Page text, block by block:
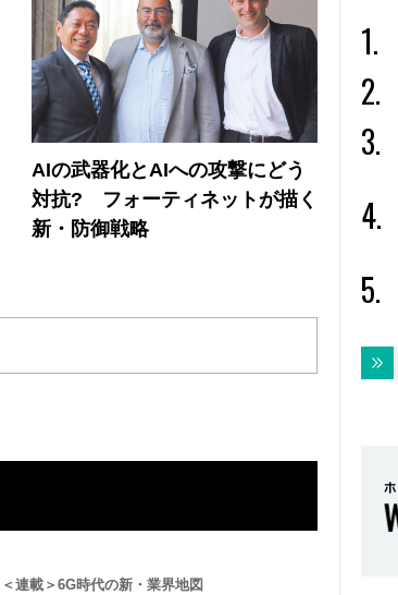
AIの武器化とAIへの攻撃にどう
対抗? フォーティネットが描く
新・防御戦略
＜連載＞6G時代の新・業界地図